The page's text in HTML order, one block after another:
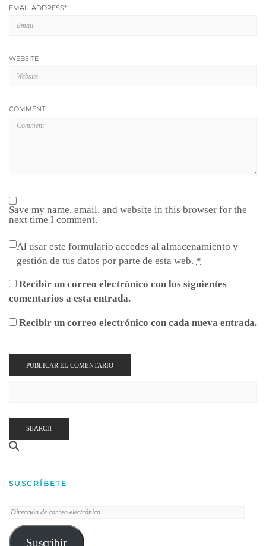
EMAIL ADDRESS*
WEBSITE
COMMENT
Save my name, email, and website in this browser for the
next time I comment.
Al usar este formulario accedes al almacenamiento y
gestión de tus datos por parte de esta web. *
Recibir un correo electrónico con los siguientes
comentarios a esta entrada.
Recibir un correo electrónico con cada nueva entrada.
SEARCH
SUSCRÍBETE
Dirección
de
correoSuscribir